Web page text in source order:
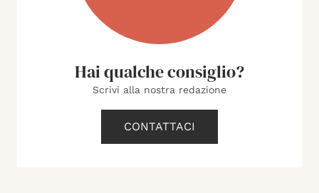
Hai qualche consiglio?
Scrivi alla nostra redazione
CONTATTACI